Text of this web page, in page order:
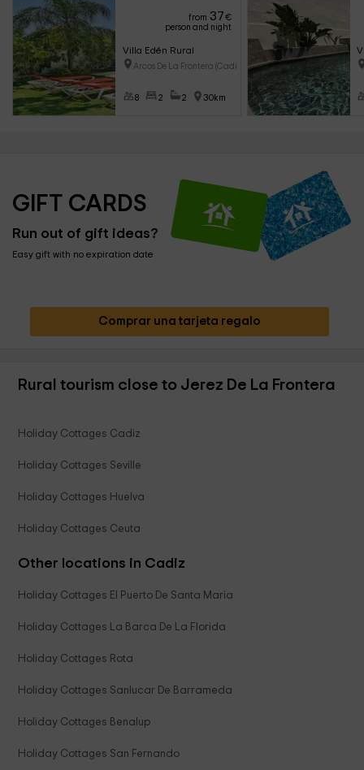
from 37€
person and night
Villa Edén Rural
Arcos De La Frontera (Cadiz)
8 2 2 30km
GIFT CARDS
Run out of gift ideas?
Easy gift with no expiration date
Comprar una tarjeta regalo
Rural tourism close to Jerez De La Frontera
Holiday Cottages Cadiz
Holiday Cottages Seville
Holiday Cottages Huelva
Holiday Cottages Ceuta
Other locations in Cadiz
Holiday Cottages El Puerto De Santa Maria
Holiday Cottages La Barca De La Florida
Holiday Cottages Rota
Holiday Cottages Sanlucar De Barrameda
Holiday Cottages Benalup
Holiday Cottages San Fernando